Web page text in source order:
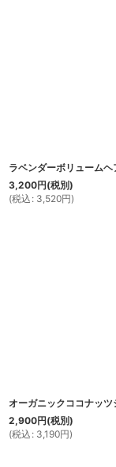
ラベンダーボリューム
3,200円(税別)
(税込 : 3,520円)
オーガニックココナッ
2,900円(税別)
(税込 : 3,190円)